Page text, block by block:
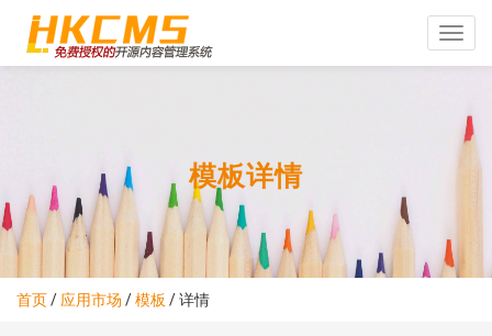
Toggle
模板详情
首页/ 应用市场 /模板 /详情